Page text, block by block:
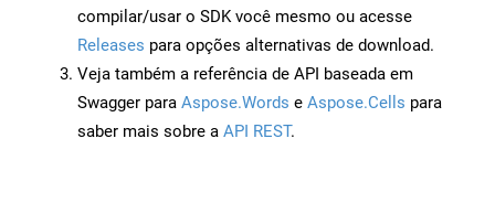
compilar/usar o SDK você mesmo ou acesse
Releases para opções alternativas de download.
Veja também a referência de API baseada em
Swagger para Aspose.Words e Aspose.Cells para
saber mais sobre a API REST.